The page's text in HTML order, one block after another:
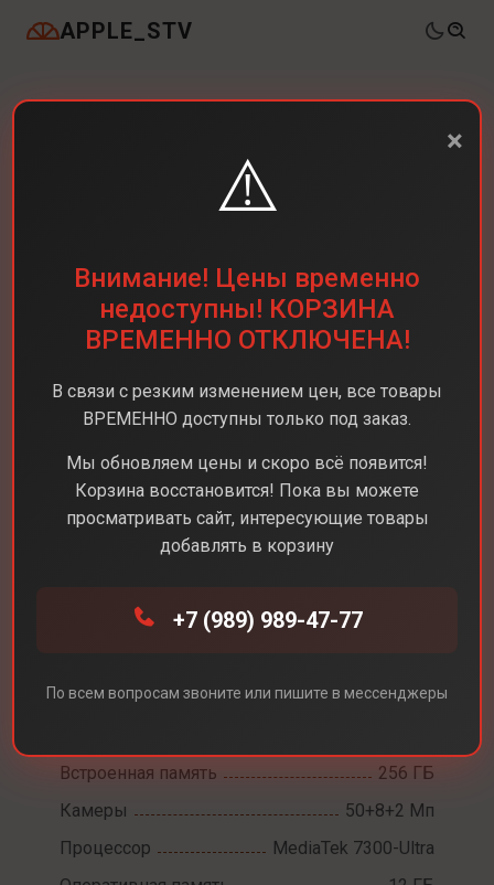
APPLE_STV
Диагональ экрана
6,6
Встроенная память
256 ГБ
Камеры
50+8+2 Мп
Процессор
MediaTek 7300-Ultra
×
⚠️
Внимание! Цены временно
недоступны! КОРЗИНА
ВРЕМЕННО ОТКЛЮЧЕНА!
В связи с резким изменением цен, все товары
ВРЕМЕННО доступны только под заказ.
Мы обновляем цены и скоро всё появится!
Корзина восстановится! Пока вы можете
просматривать сайт, интересующие товары
добавлять в корзину
+7 (989) 989-47-77
По всем вопросам звоните или пишите в мессенджеры